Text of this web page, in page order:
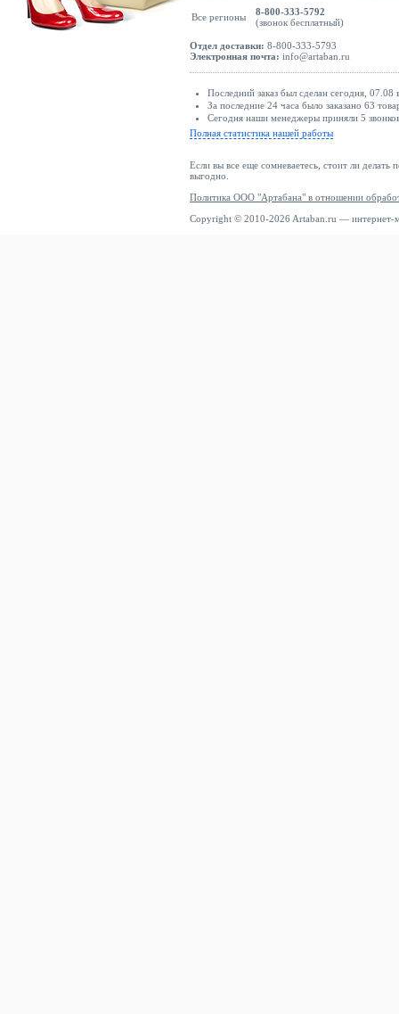
Все регионы
8-800-333-5792
(звонок бесплатный)
Отдел доставки: 8-800-333-5793
Электронная почта: info@artaban.ru
Последний заказ был сделан сегодня,
За последние 24 часа было заказано 63
Сегодня наши менеджеры приняли 5
Полная статистика нашей работы
Если вы все еще сомневаетесь, стоит ли делать
выгодно.
Политика ООО "Артабана" в отношении
Copyright © 2010-2026 Artaban.ru — интернет-